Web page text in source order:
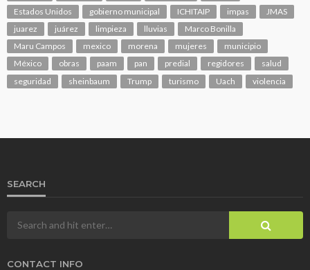
Estados Unidos
gobierno municipal ICHITAIP impas
JMAS
juarez
juárez limpieza lluvias
Marco Bonilla
Maru Campos
mexico morena mujeres
municipio
México
obras paam pan predial regidores
salud
seguridad
sheinbaum Trump turismo Uach violencia
SEARCH
CONTACT INFO